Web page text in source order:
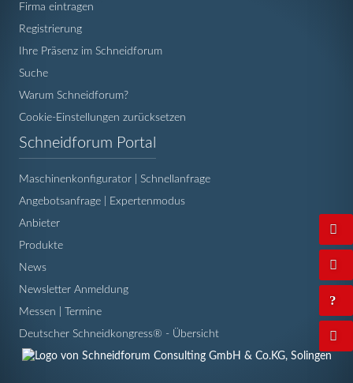
Firma eintragen
Registrierung
Ihre Präsenz im Schneidforum
Suche
Warum Schneidforum?
Cookie-Einstellungen zurücksetzen
Schneidforum Portal
Maschinenkonfigurator | Schnellanfrage
Angebotsanfrage | Expertenmodus
Anbieter
Produkte
News
Newsletter Anmeldung
Messen | Termine
Deutscher Schneidkongress® - Übersicht